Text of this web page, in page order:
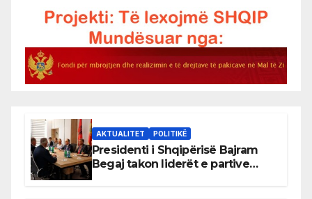
AKTUALITET POLITIKË
Presidenti i Shqipërisë Bajram
Begaj takon liderët e partive